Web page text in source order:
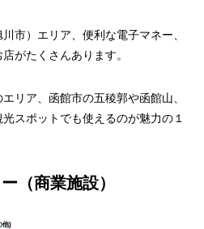
市）エリア、便利な電子マネー、
がたくさんあります。
リア、函館市の五稜郭や函館山、
スポットでも使えるのが魅力の１
（商業施設）
他)